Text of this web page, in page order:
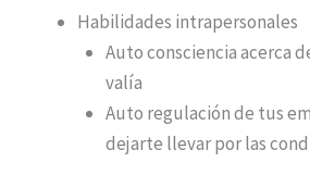
Habilidades intrapersonales
Auto consciencia acerca
valía
Auto regulación de tus
dejarte llevar por las